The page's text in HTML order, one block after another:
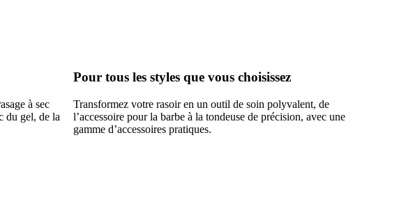
à sec
du gel, de la
Pour tous les styles que vous choisissez
Transformez votre rasoir en un outil de soin polyvalent, de
l’accessoire pour la barbe à la tondeuse de précision, avec une
gamme d’accessoires pratiques.